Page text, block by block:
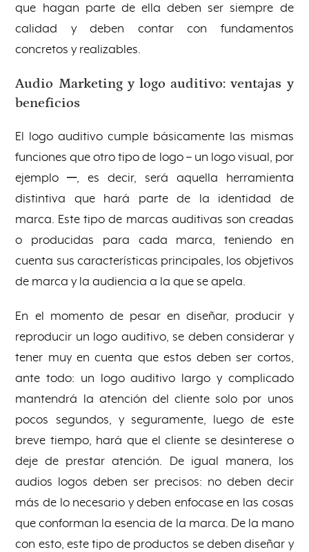
que hagan parte de ella deben ser siempre de
calidad y deben contar con fundamentos
concretos y realizables.
Audio Marketing y logo auditivo: ventajas y
beneficios
El logo auditivo cumple básicamente las mismas
funciones que otro tipo de logo – un logo visual, por
ejemplo ─, es decir, será aquella herramienta
distintiva que hará parte de la identidad de
marca. Este tipo de marcas auditivas son creadas
o producidas para cada marca, teniendo en
cuenta sus características principales, los objetivos
de marca y la audiencia a la que se apela.
En el momento de pesar en diseñar, producir y
reproducir un logo auditivo, se deben considerar y
tener muy en cuenta que estos deben ser cortos,
ante todo: un logo auditivo largo y complicado
mantendrá la atención del cliente solo por unos
pocos segundos, y seguramente, luego de este
breve tiempo, hará que el cliente se desinterese o
deje de prestar atención. De igual manera, los
audios logos deben ser precisos: no deben decir
más de lo necesario y deben enfocase en las cosas
que conforman la esencia de la marca. De la mano
con esto, este tipo de productos se deben diseñar y